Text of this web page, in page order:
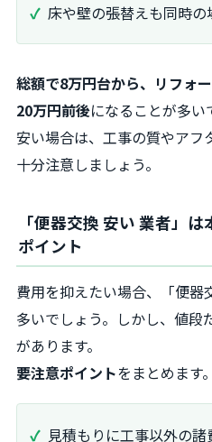
床や壁の張替えも同時
総額で8万円台から、リフォ
20万円前後になることが多い
安い場合は、工事の質やアフ
十分注意しましょう。
「便器交換 安い 業者」
ポイント
費用を抑えたい場合、「便器
多いでしょう。しかし、値段
があります。
要注意ポイントをまとめます。
見積もりに工事以外の諸